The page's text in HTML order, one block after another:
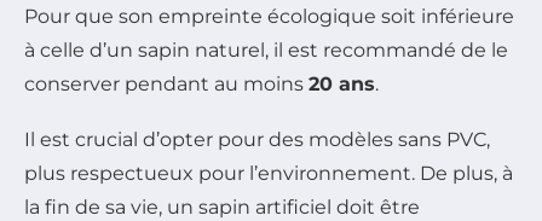
Pour que son empreinte écologique soit inférieure
à celle d’un sapin naturel, il est recommandé de le
conserver pendant au moins 20 ans.
Il est crucial d’opter pour des modèles sans PVC,
plus respectueux pour l’environnement. De plus, à
la fin de sa vie, un sapin artificiel doit être